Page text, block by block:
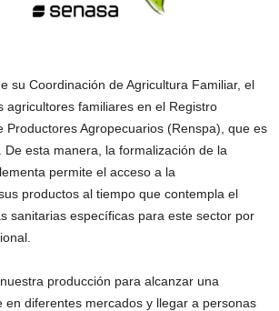
su Coordinación de Agricultura Familiar, el
agricultores familiares en el Registro
Productores Agropecuarios (Renspa), que es
esta manera, la formalización de la
permite el acceso a la
productos al tiempo que contempla el
sanitarias específicas para este sector por
producción para alcanzar una
en diferentes mercados y llegar a personas